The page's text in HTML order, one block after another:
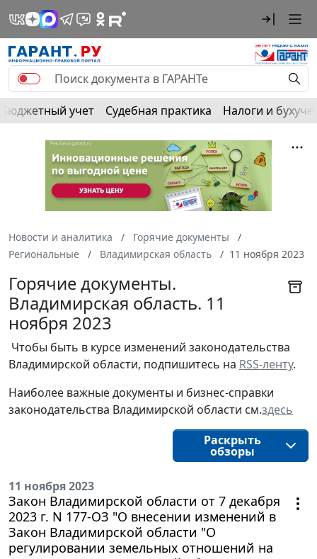
Бюджетный учет Судебная практика Налоги и
Новости и аналитика
Горячие документы
Региональные
Владимирская область 11 ноября 2023
Горячие документы.
Владимирская область. 11
ноября 2023
Чтобы быть в курсе изменений законодательства
Владимирской области, подпишитесь на RSS-ленту.
Наиболее важные документы и бизнес-справки
законодательства Владимирской области см.здесь
Раскрыть
обзоры
11 ноября 2023
Закон Владимирской области от 7 декабря
2023 г. N 177-ОЗ "О внесении изменений в
Закон Владимирской области "О
регулировании земельных отношений на